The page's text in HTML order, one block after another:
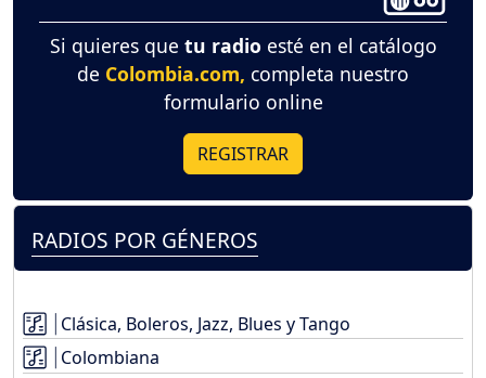
Si quieres que tu radio esté en el catálogo
de Colombia.com, completa nuestro
formulario online
REGISTRAR
RADIOS POR GÉNEROS
Clásica, Boleros, Jazz, Blues y Tango
Colombiana